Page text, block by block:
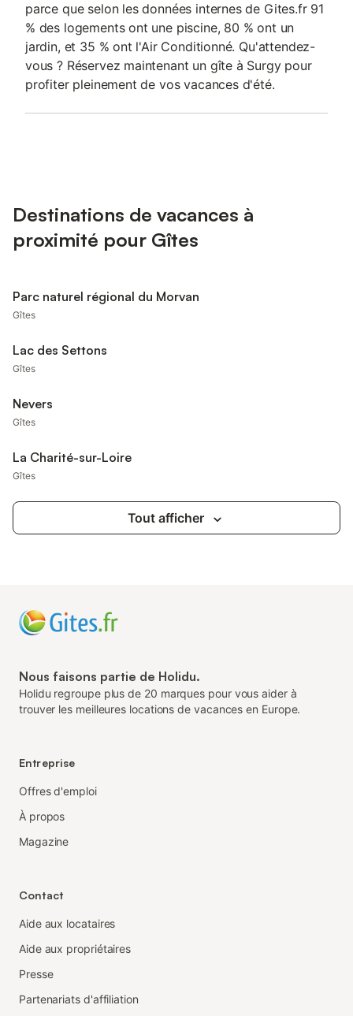
parce que selon les données internes de Gites.fr 91
% des logements ont une piscine, 80 % ont un
jardin, et 35 % ont l'Air Conditionné. Qu'attendez-
vous ? Réservez maintenant un gîte à Surgy pour
profiter pleinement de vos vacances d'été.
Destinations de vacances à
proximité pour Gîtes
Parc naturel régional du Morvan
Gîtes
Lac des Settons
Gîtes
Nevers
Gîtes
La Charité-sur-Loire
Gîtes
Tout afficher
Nous faisons partie de Holidu.
Holidu regroupe plus de 20 marques pour vous aider à
trouver les meilleures locations de vacances en Europe.
Entreprise
Offres d'emploi
À propos
Magazine
Contact
Aide aux locataires
Aide aux propriétaires
Presse
Partenariats d'affiliation